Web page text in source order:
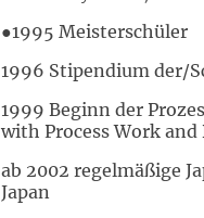
●1995 Meisterschüler
1996 Stipendium der/
1999 Beginn der
with Process Work
ab 2002 regelmäßige
Japan